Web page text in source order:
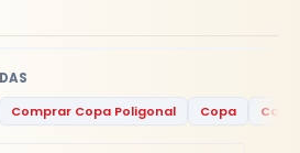
Comprar Copa Poligonal Copa